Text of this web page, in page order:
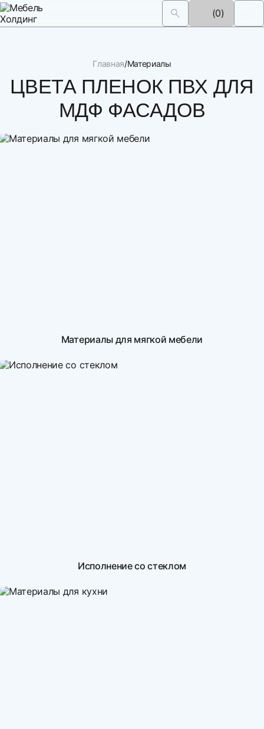
(0)
Главная Материалы
ЦВЕТА ПЛЕНОК ПВХ ДЛЯ
МДФ ФАСАДОВ
Материалы для мягкой мебели
Исполнение со стеклом